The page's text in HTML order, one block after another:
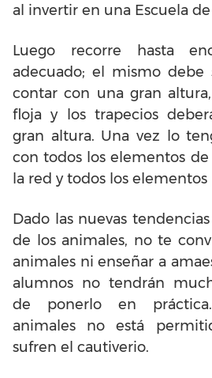
al invertir en una Escuela
Luego recorre hasta
adecuado; el mismo
contar con una gran
floja y los trapecios
gran altura. Una vez lo
con todos los elementos de
la red y todos los elementos
Dado las nuevas
de los animales, no te
animales ni enseñar a
alumnos no tendrán
de ponerlo en
animales no está
sufren el cautiverio.